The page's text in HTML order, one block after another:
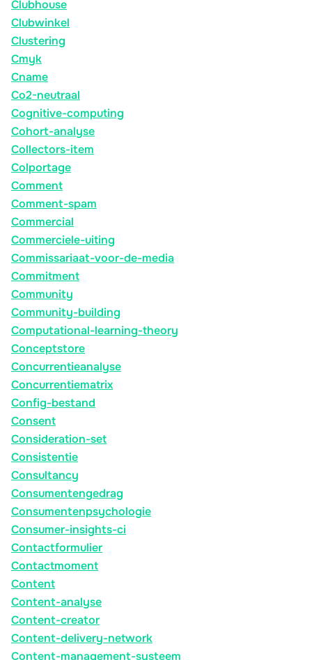
Clubhouse
Clubwinkel
Clustering
Cmyk
Cname
Co2-neutraal
Cognitive-computing
Cohort-analyse
Collectors-item
Colportage
Comment
Comment-spam
Commercial
Commerciele-uiting
Commissariaat-voor-de-media
Commitment
Community
Community-building
Computational-learning-theory
Conceptstore
Concurrentieanalyse
Concurrentiematrix
Config-bestand
Consent
Consideration-set
Consistentie
Consultancy
Consumentengedrag
Consumentenpsychologie
Consumer-insights-ci
Contactformulier
Contactmoment
Content
Content-analyse
Content-creator
Content-delivery-network
Content-management-systeem